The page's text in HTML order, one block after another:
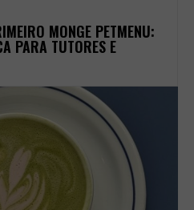
MONGE PETMENU:
PARA TUTORES E